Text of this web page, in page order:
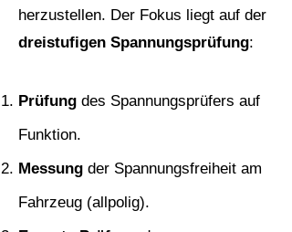
herzustellen. Der Fokus liegt auf der
dreistufigen Spannungsprüfung:
Prüfung des Spannungsprüfers auf
Funktion.
Messung der Spannungsfreiheit am
Fahrzeug (allpolig).